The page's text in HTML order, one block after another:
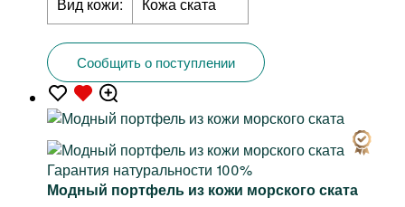
Сообщить о поступлении
Гарантия натуральности 100%
Модный портфель из кожи морского ската